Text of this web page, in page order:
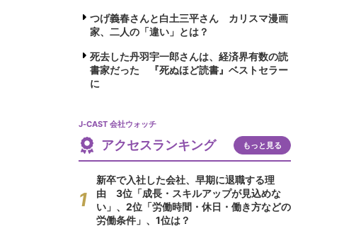
つげ義春さんと白土三平さん カリスマ漫画
家、二人の「違い」とは？
死去した丹羽宇一郎さんは、経済界有数の読
書家だった 『死ぬほど読書』ベストセラー
に
J-CAST 会社ウォッチ
アクセスランキング もっと見る
新卒で入社した会社、早期に退職する理
由 3位「成長・スキルアップが見込めな
い」、2位「労働時間・休日・働き方などの
労働条件」、1位は？